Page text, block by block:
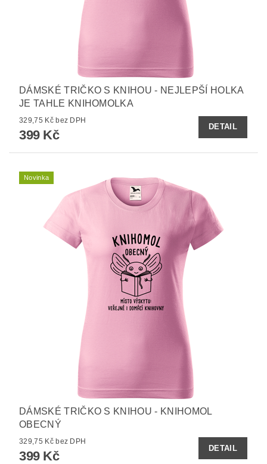
DÁMSKÉ TRIČKO S KNIHOU - NEJLEPŠÍ HOLKA
JE TAHLE KNIHOMOLKA
329,75 Kč bez DPH
399 Kč
DETAIL
Novinka
DÁMSKÉ TRIČKO S KNIHOU - KNIHOMOL
OBECNÝ
329,75 Kč bez DPH
399 Kč
DETAIL